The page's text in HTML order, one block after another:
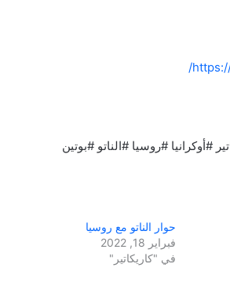
#أوكرانيا #روسيا #الناتو #بوتين
حوار الناتو مع روسيا
فبراير 18, 2022
في "كاريكاتير"